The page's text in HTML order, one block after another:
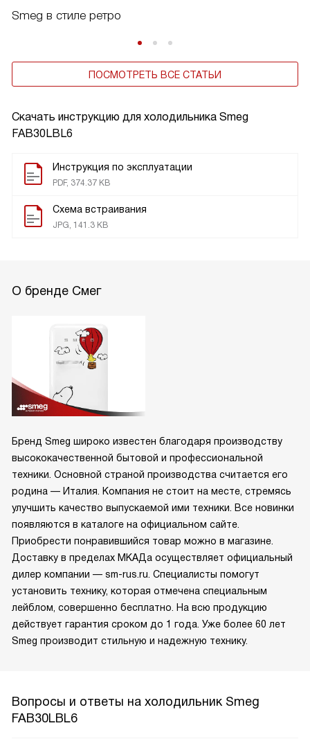
Скачать инструкцию для холодильника Smeg
FAB30LBL6
Инструкция по эксплуатации
PDF, 374.37 KB
Схема встраивания
JPG, 141.3 KB
Smeg в стиле ретро
ПОСМОТРЕТЬ ВСЕ СТАТЬИ
О бренде Смег
Бренд Smeg широко известен благодаря производству
высококачественной бытовой и профессиональной
техники. Основной страной производства считается его
родина — Италия. Компания не стоит на месте, стремясь
улучшить качество выпускаемой ими техники. Все новинки
появляются в каталоге на официальном сайте.
Приобрести понравившийся товар можно в магазине.
Доставку в пределах МКАДа осуществляет официальный
дилер компании — sm-rus.ru. Специалисты помогут
установить технику, которая отмечена специальным
лейблом, совершенно бесплатно. На всю продукцию
действует гарантия сроком до 1 года. Уже более 60 лет
Smeg производит стильную и надежную технику.
Вопросы и ответы на холодильник Smeg
FAB30LBL6